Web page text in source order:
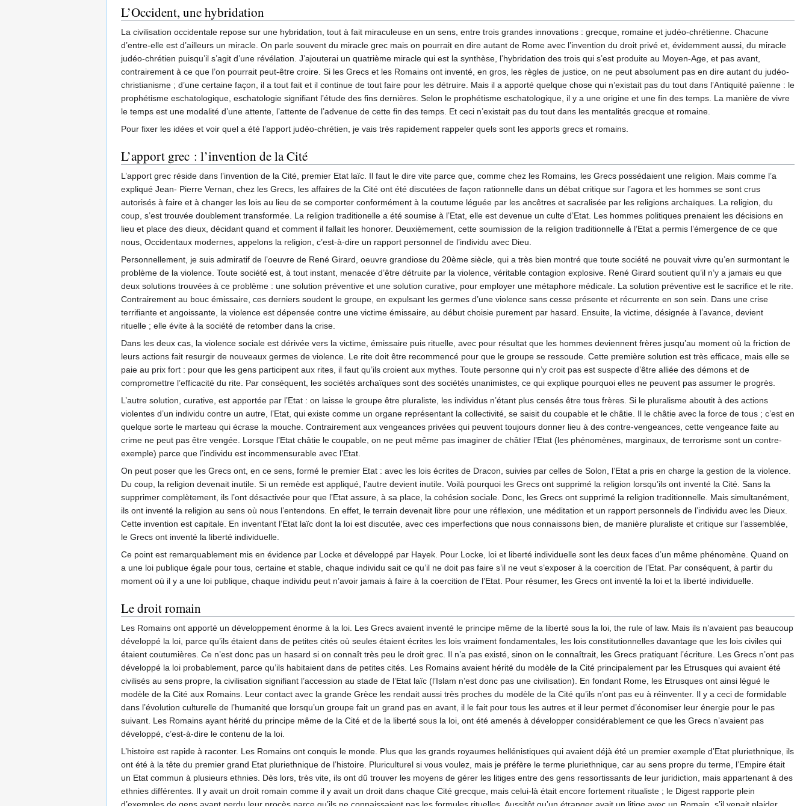
L’Occident, une hybridation
La civilisation occidentale repose sur une hybridation, tout à fait miraculeuse en un sens, entre trois grandes innovations : grecque, romaine et judéo-chrétienne. Chacune
d’entre-elle est d’ailleurs un miracle. On parle souvent du miracle grec mais on pourrait en dire autant de Rome avec l’invention du droit privé et, évidemment aussi, du miracle
judéo-chrétien puisqu’il s’agit d’une révélation. J’ajouterai un quatrième miracle qui est la synthèse, l’hybridation des trois qui s’est produite au Moyen-Age, et pas avant,
contrairement à ce que l’on pourrait peut-être croire. Si les Grecs et les Romains ont inventé, en gros, les règles de justice, on ne peut absolument pas en dire autant du judéo-
christianisme ; d’une certaine façon, il a tout fait et il continue de tout faire pour les détruire. Mais il a apporté quelque chose qui n’existait pas du tout dans l’Antiquité païenne : le
prophétisme eschatologique, eschatologie signifiant l’étude des fins dernières. Selon le prophétisme eschatologique, il y a une origine et une fin des temps. La manière de vivre
le temps est une modalité d’une attente, l’attente de l’advenue de cette fin des temps. Et ceci n’existait pas du tout dans les mentalités grecque et romaine.
Pour fixer les idées et voir quel a été l’apport judéo-chrétien, je vais très rapidement rappeler quels sont les apports grecs et romains.
L’apport grec : l’invention de la Cité
L’apport grec réside dans l’invention de la Cité, premier Etat laïc. Il faut le dire vite parce que, comme chez les Romains, les Grecs possédaient une religion. Mais comme l’a
expliqué Jean- Pierre Vernan, chez les Grecs, les affaires de la Cité ont été discutées de façon rationnelle dans un débat critique sur l’agora et les hommes se sont crus
autorisés à faire et à changer les lois au lieu de se comporter conformément à la coutume léguée par les ancêtres et sacralisée par les religions archaïques. La religion, du
coup, s’est trouvée doublement transformée. La religion traditionelle a été soumise à l’Etat, elle est devenue un culte d’Etat. Les hommes politiques prenaient les décisions en
lieu et place des dieux, décidant quand et comment il fallait les honorer. Deuxièmement, cette soumission de la religion traditionnelle à l’Etat a permis l’émergence de ce que
nous, Occidentaux modernes, appelons la religion, c’est-à-dire un rapport personnel de l’individu avec Dieu.
Personnellement, je suis admiratif de l’oeuvre de René Girard, oeuvre grandiose du 20ème siècle, qui a très bien montré que toute société ne pouvait vivre qu’en surmontant le
problème de la violence. Toute société est, à tout instant, menacée d’être détruite par la violence, véritable contagion explosive. René Girard soutient qu’il n’y a jamais eu que
deux solutions trouvées à ce problème : une solution préventive et une solution curative, pour employer une métaphore médicale. La solution préventive est le sacrifice et le rite.
Contrairement au bouc émissaire, ces derniers soudent le groupe, en expulsant les germes d’une violence sans cesse présente et récurrente en son sein. Dans une crise
terrifiante et angoissante, la violence est dépensée contre une victime émissaire, au début choisie purement par hasard. Ensuite, la victime, désignée à l’avance, devient
rituelle ; elle évite à la société de retomber dans la crise.
Dans les deux cas, la violence sociale est dérivée vers la victime, émissaire puis rituelle, avec pour résultat que les hommes deviennent frères jusqu’au moment où la friction de
leurs actions fait resurgir de nouveaux germes de violence. Le rite doit être recommencé pour que le groupe se ressoude. Cette première solution est très efficace, mais elle se
paie au prix fort : pour que les gens participent aux rites, il faut qu’ils croient aux mythes. Toute personne qui n’y croit pas est suspecte d’être alliée des démons et de
compromettre l’efficacité du rite. Par conséquent, les sociétés archaïques sont des sociétés unanimistes, ce qui explique pourquoi elles ne peuvent pas assumer le progrès.
L’autre solution, curative, est apportée par l’Etat : on laisse le groupe être pluraliste, les individus n’étant plus censés être tous frères. Si le pluralisme aboutit à des actions
violentes d’un individu contre un autre, l’Etat, qui existe comme un organe représentant la collectivité, se saisit du coupable et le châtie. Il le châtie avec la force de tous ; c’est en
quelque sorte le marteau qui écrase la mouche. Contrairement aux vengeances privées qui peuvent toujours donner lieu à des contre-vengeances, cette vengeance faite au
crime ne peut pas être vengée. Lorsque l’Etat châtie le coupable, on ne peut même pas imaginer de châtier l’Etat (les phénomènes, marginaux, de terrorisme sont un contre-
exemple) parce que l’individu est incommensurable avec l’Etat.
On peut poser que les Grecs ont, en ce sens, formé le premier Etat : avec les lois écrites de Dracon, suivies par celles de Solon, l’Etat a pris en charge la gestion de la violence.
Du coup, la religion devenait inutile. Si un remède est appliqué, l’autre devient inutile. Voilà pourquoi les Grecs ont supprimé la religion lorsqu’ils ont inventé la Cité. Sans la
supprimer complètement, ils l’ont désactivée pour que l’Etat assure, à sa place, la cohésion sociale. Donc, les Grecs ont supprimé la religion traditionnelle. Mais simultanément,
ils ont inventé la religion au sens où nous l’entendons. En effet, le terrain devenait libre pour une réflexion, une méditation et un rapport personnels de l’individu avec les Dieux.
Cette invention est capitale. En inventant l’Etat laïc dont la loi est discutée, avec ces imperfections que nous connaissons bien, de manière pluraliste et critique sur l’assemblée,
le Grecs ont inventé la liberté individuelle.
Ce point est remarquablement mis en évidence par Locke et développé par Hayek. Pour Locke, loi et liberté individuelle sont les deux faces d’un même phénomène. Quand on
a une loi publique égale pour tous, certaine et stable, chaque individu sait ce qu’il ne doit pas faire s’il ne veut s’exposer à la coercition de l’Etat. Par conséquent, à partir du
moment où il y a une loi publique, chaque individu peut n’avoir jamais à faire à la coercition de l’Etat. Pour résumer, les Grecs ont inventé la loi et la liberté individuelle.
Le droit romain
Les Romains ont apporté un développement énorme à la loi. Les Grecs avaient inventé le principe même de la liberté sous la loi, the rule of law. Mais ils n’avaient pas beaucoup
développé la loi, parce qu’ils étaient dans de petites cités où seules étaient écrites les lois vraiment fondamentales, les lois constitutionnelles davantage que les lois civiles qui
étaient coutumières. Ce n’est donc pas un hasard si on connaît très peu le droit grec. Il n’a pas existé, sinon on le connaîtrait, les Grecs pratiquant l’écriture. Les Grecs n’ont pas
développé la loi probablement, parce qu’ils habitaient dans de petites cités. Les Romains avaient hérité du modèle de la Cité principalement par les Etrusques qui avaient été
civilisés au sens propre, la civilisation signifiant l’accession au stade de l’Etat laïc (l’Islam n’est donc pas une civilisation). En fondant Rome, les Etrusques ont ainsi légué le
modèle de la Cité aux Romains. Leur contact avec la grande Grèce les rendait aussi très proches du modèle de la Cité qu’ils n’ont pas eu à réinventer. Il y a ceci de formidable
dans l’évolution culturelle de l’humanité que lorsqu’un groupe fait un grand pas en avant, il le fait pour tous les autres et il leur permet d’économiser leur énergie pour le pas
suivant. Les Romains ayant hérité du principe même de la Cité et de la liberté sous la loi, ont été amenés à développer considérablement ce que les Grecs n’avaient pas
développé, c’est-à-dire le contenu de la loi.
L’histoire est rapide à raconter. Les Romains ont conquis le monde. Plus que les grands royaumes hellénistiques qui avaient déjà été un premier exemple d’Etat pluriethnique, ils
ont été à la tête du premier grand Etat pluriethnique de l’histoire. Pluriculturel si vous voulez, mais je préfère le terme pluriethnique, car au sens propre du terme, l’Empire était
un Etat commun à plusieurs ethnies. Dès lors, très vite, ils ont dû trouver les moyens de gérer les litiges entre des gens ressortissants de leur juridiction, mais appartenant à des
ethnies différentes. Il y avait un droit romain comme il y avait un droit dans chaque Cité grecque, mais celui-là était encore fortement ritualiste ; le Digest rapporte plein